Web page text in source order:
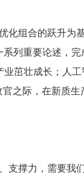
化组合的跃升为
列重要论述，完
茁壮成长；人
际，在新质生
支撑力，需要我